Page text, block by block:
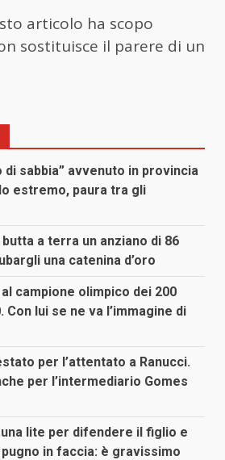
articolo ha scopo
sostituisce il parere di un
di sabbia” avvenuto in provincia
estremo, paura tra gli
a terra un anziano di 86
una catenina d’oro
campione olimpico dei 200
Con lui se ne va l’immagine di
per l’attentato a Ranucci.
per l’intermediario Gomes
lite per difendere il figlio e
in faccia: è gravissimo